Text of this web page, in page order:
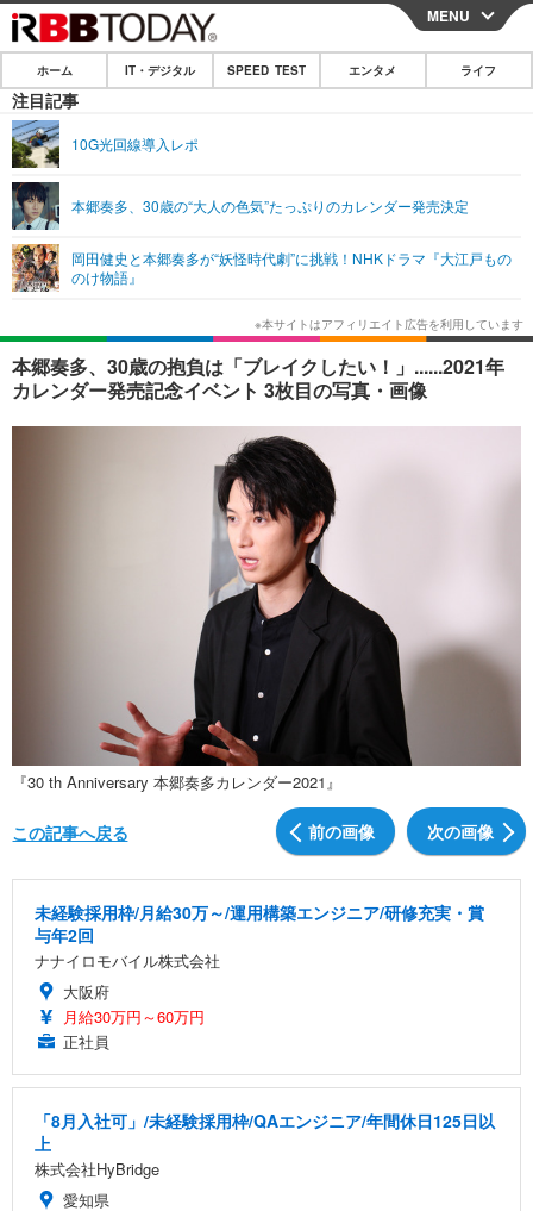
CLOSE
ホーム
IT・デジタル
ショッピング その他
SPEED TEST
エンタメ
エンタメTOP
韓国・芸能
音楽 スポーツ
ライフ
ライフTOP グルメ
ペット ショッピング
その他
リリース一覧
プッシュ通知の停止方法
MENU
ホーム IT・デジタル SPEED TEST エンタメ ライフ
注目記事
10G光回線導入レポ
本郷奏多、30歳の“大人の色気”たっぷりのカレンダー発売決定
岡田健史と本郷奏多が“妖怪時代劇”に挑戦！NHKドラマ『大江戸もの
のけ物語』
本郷奏多、30歳の抱負は「ブレイクしたい！」......2021年
カレンダー発売記念イベント 3枚目の写真・画像
『30 th Anniversary 本郷奏多カレンダー2021』
前の画像 次の画像
この記事へ戻る
未経験採用枠/月給30万～/運用構築エンジニア/研修充実・賞
与年2回
ナナイロモバイル株式会社
大阪府
月給30万円～60万円
正社員
「8月入社可」/未経験採用枠/QAエンジニア/年間休日125日以
上
株式会社HyBridge
愛知県